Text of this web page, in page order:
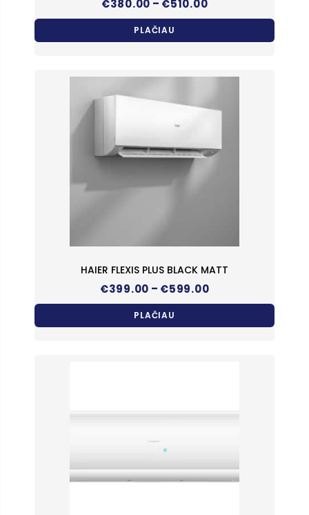
€380.00 – €510.00
€380.00
€510.00
PLAČIAU
HAIER FLEXIS PLUS BLACK MATT
€399.00 – €599.00Price
€399.00
€599.00
PLAČIAU